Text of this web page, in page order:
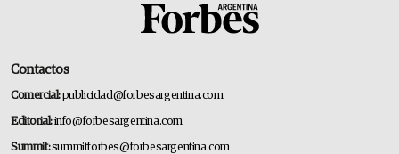
Contactos
Comercial:publicidad@forbesargentina.com
Editorial:info@forbesargentina.com
Summit:summitforbes@forbesargentina.com